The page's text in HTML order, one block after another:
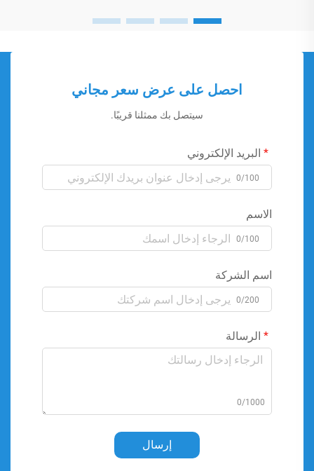
احصل على عرض سعر مجاني
سيتصل بك ممثلنا قريبًا.
البريد الإلكتروني
0/100
الاسم
0/100
اسم الشركة
0/200
الرسالة
0/1000
إرسال